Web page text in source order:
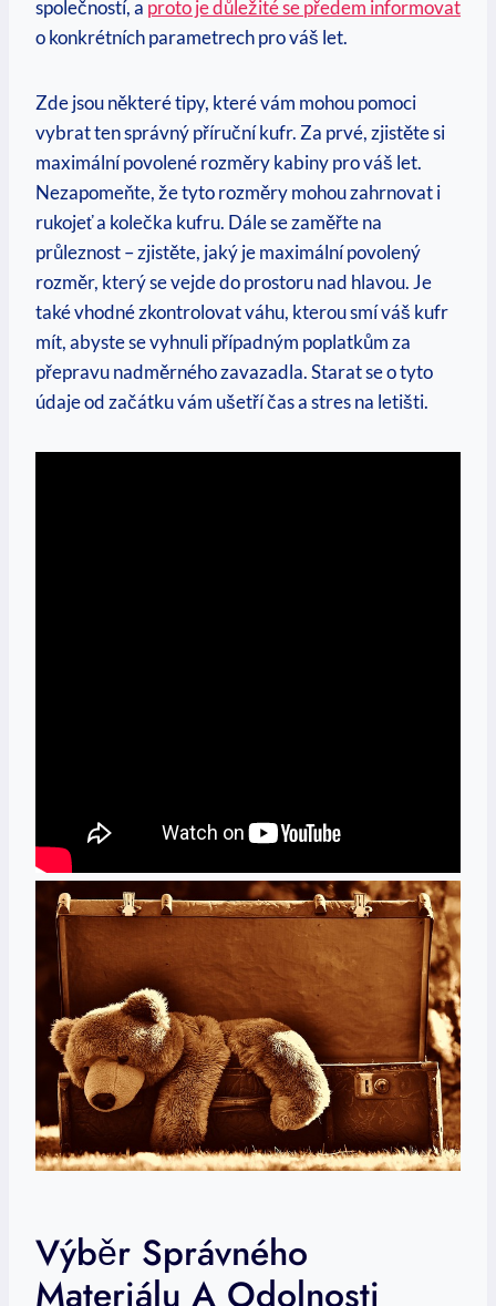
společností, a proto je důležité⁣ se předem informovat
o konkrétních parametrech pro⁣ váš let.
Zde ⁢jsou některé tipy,‌ které vám mohou pomoci
vybrat ten správný ‍příruční kufr. Za ⁢prvé, zjistěte si
maximální povolené rozměry ​kabiny ‍pro váš let.⁢
Nezapomeňte,⁤ že tyto ​rozměry mohou zahrnovat i
rukojeť a kolečka kufru. Dále⁢ se zaměřte na​
průleznost – zjistěte, jaký je maximální povolený
rozměr, který se vejde do prostoru nad ⁤hlavou. Je
‍také vhodné‍ zkontrolovat váhu, kterou smí⁢ váš kufr
mít, abyste se vyhnuli případným poplatkům za
přepravu nadměrného‍ zavazadla. ‌Starat se o tyto
údaje od začátku vám ušetří čas a⁢ stres ‌na letišti.
Výběr Správného
Materiálu A Odolnosti